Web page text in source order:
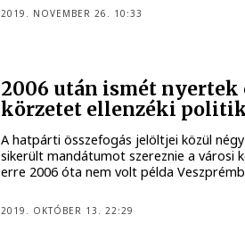
2019. NOVEMBER 26. 10:33
2006 után ismét nyertek
körzetet ellenzéki
A hatpárti összefogás jelöltjei közül
sikerült mandátumot szereznie a városi
erre 2006 óta nem volt példa
2019. OKTÓBER 13. 22:29